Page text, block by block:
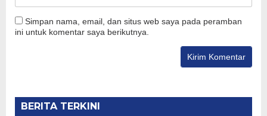
Simpan nama, email, dan situs web saya pada peramban
ini untuk komentar saya berikutnya.
BERITA TERKINI